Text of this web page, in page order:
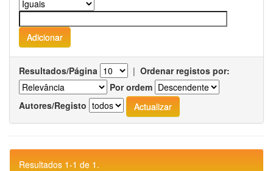
Resultados/Página | Ordenar registos por:
Por ordem
Autores/Registo
Resultados 1-1 de 1.